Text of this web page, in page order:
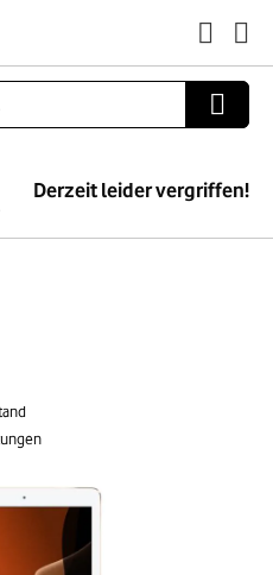
Derzeit leider vergriffen!